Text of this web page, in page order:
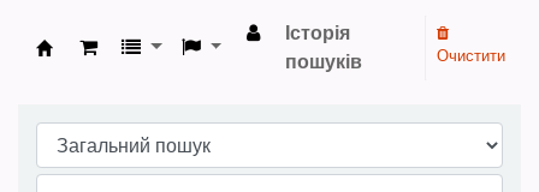
Бібліотека НТШ › Електронний каталог
Історія
пошуків
Очистити